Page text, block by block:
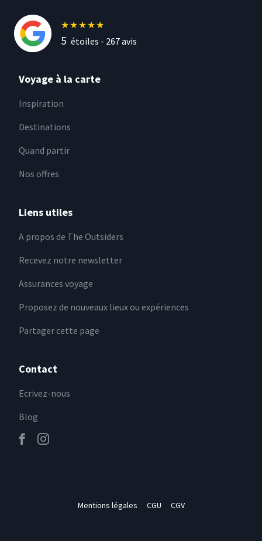
★★★★★
5 étoiles - 267avis
Voyage à la carte
Inspiration
Destinations
Quand partir
Nos offres
Liens utiles
A propos de The Outsiders
Recevez notre newsletter
Assurances voyage
Proposez de nouveaux lieux ou expériences
Partager cette page
Contact
Ecrivez-nous
Blog
Mentions légales CGU CGV